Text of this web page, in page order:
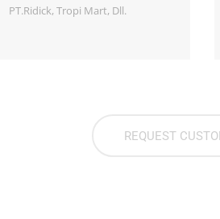
PT.Ridick, Tropi Mart, Dll.
REQUEST